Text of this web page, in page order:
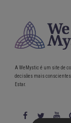
A WeMystic é um site de
decisões mais
Estar.